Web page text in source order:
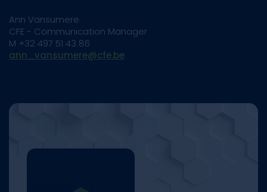
Ann Vansumere
CFE - Communication Manager
M +32 497 51 43 86
ann_vansumere@cfe.be